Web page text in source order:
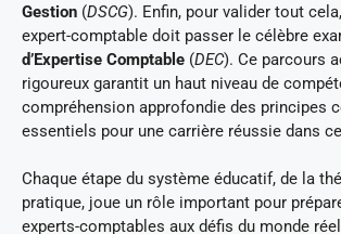
Gestion (DSCG). Enfin, pour valider tout
expert-comptable doit passer le célèbre
d’Expertise Comptable (DEC). Ce parcours
rigoureux garantit un haut niveau de
compréhension approfondie des principes
essentiels pour une carrière réussie dans
Chaque étape du système éducatif, de la
pratique, joue un rôle important pour
experts-comptables aux défis du monde